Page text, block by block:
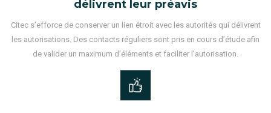
délivrent leur préavis
Citec s’efforce de conserver un lien étroit avec les autorités qui délivrent
les autorisations. Des contacts réguliers sont pris en cours d’étude afin
de valider un maximum d’éléments et faciliter l’autorisation.